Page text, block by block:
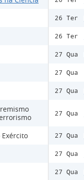
26 Ter
26 Ter
27 Qua
27 Qua
27 Qua
27 Qua
27 Qua
27 Qua
27 Qua